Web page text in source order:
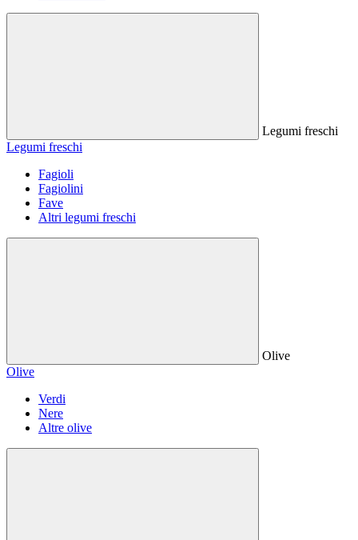
Legumi freschi
Legumi freschi
Fagioli
Fagiolini
Fave
Altri legumi freschi
Olive
Olive
Verdi
Nere
Altre olive